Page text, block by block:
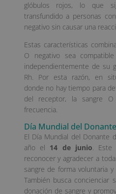
glóbulos rojos, lo que
transfundido a personas
negativo sin causar una
Estas características
O negativo sea
independientemente de su
Rh. Por esta razón, en
donde no hay tiempo para
del receptor, la sangre
frecuencia.
Día Mundial del
El Día Mundial del Donante
año el 14 de junio. Este
reconocer y agradecer a
sangre de forma voluntaria
También busca concienciar
donación de sangre y